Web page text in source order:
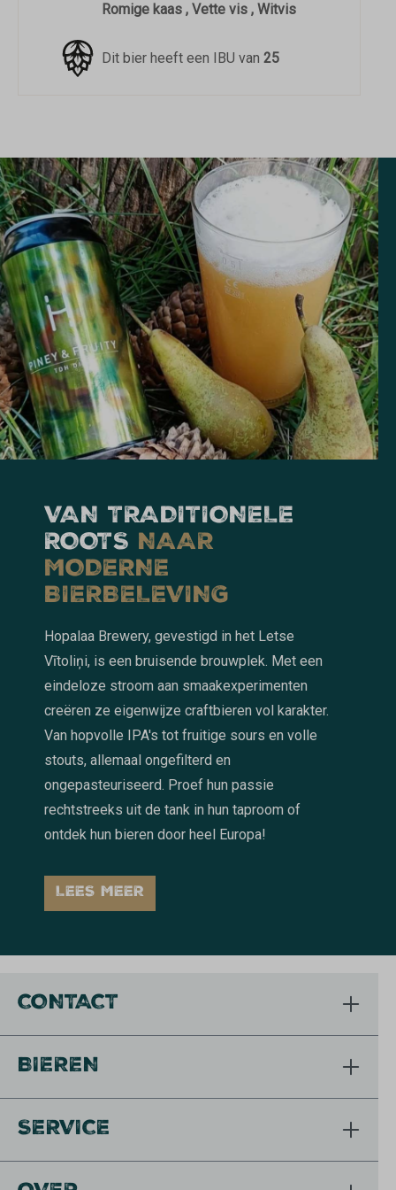
Romige kaas , Vette vis , Witvis
Dit bier heeft een IBU van25
VAN TRADITIONELE
ROOTS NAAR
MODERNE
BIERBELEVING
Hopalaa Brewery, gevestigd in het Letse
Vītoliņi, is een bruisende brouwplek. Met een
eindeloze stroom aan smaakexperimenten
creëren ze eigenwijze craftbieren vol karakter.
Van hopvolle IPA's tot fruitige sours en volle
stouts, allemaal ongefilterd en
ongepasteuriseerd. Proef hun passie
rechtstreeks uit de tank in hun taproom of
ontdek hun bieren door heel Europa!
LEES MEER
CONTACT
BIEREN
SERVICE